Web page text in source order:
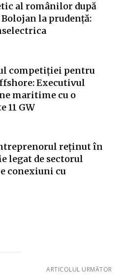
al românilor după
la prudență:
competiției pentru
Executivul
maritime cu o
11 GW
reținut în
legat de sectorul
conexiuni cu
ARTICOLUL URMĂTOR